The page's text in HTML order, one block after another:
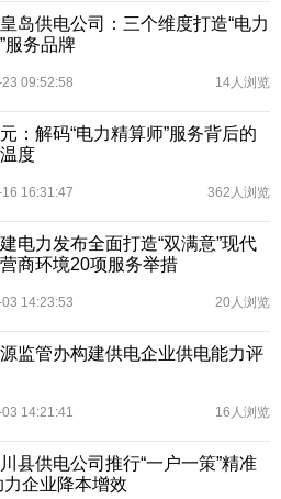
岛供电公司：三个维度打造“电力
服务品牌
09:52:58 14人浏览
：解码“电力精算师”服务背后的
度
16:31:47 362人浏览
电力发布全面打造“双满意”现代
商环境20项服务举措
14:23:53 20人浏览
监管办构建供电企业供电能力评
14:21:41 16人浏览
县供电公司推行“一户一策”精准
力企业降本增效